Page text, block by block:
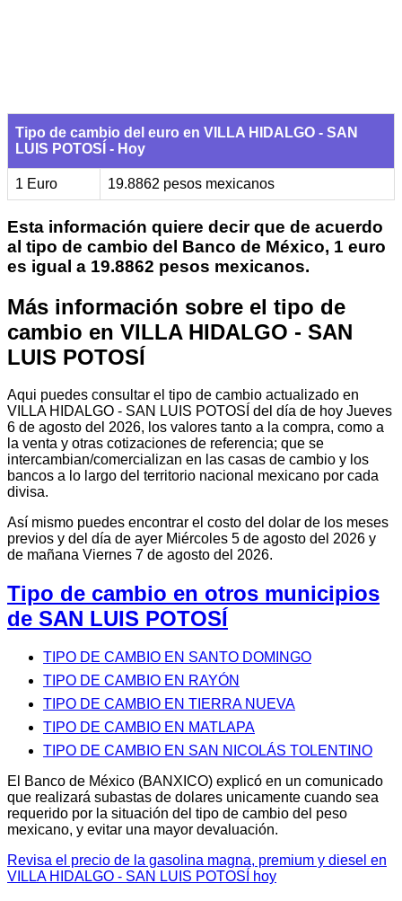
Tipo de cambio del euro en VILLA HIDALGO - SAN
LUIS POTOSÍ - Hoy
1 Euro 19.8862 pesos mexicanos
Esta información quiere decir que de acuerdo
al tipo de cambio del Banco de México, 1 euro
es igual a 19.8862 pesos mexicanos.
Más información sobre el tipo de
cambio en VILLA HIDALGO - SAN
LUIS POTOSÍ
Aqui puedes consultar el tipo de cambio actualizado en
VILLA HIDALGO - SAN LUIS POTOSÍ del día de hoy Jueves
6 de agosto del 2026, los valores tanto a la compra, como a
la venta y otras cotizaciones de referencia; que se
intercambian/comercializan en las casas de cambio y los
bancos a lo largo del territorio nacional mexicano por cada
divisa.
Así mismo puedes encontrar el costo del dolar de los meses
previos y del día de ayer Miércoles 5 de agosto del 2026 y
de mañana Viernes 7 de agosto del 2026.
Tipo de cambio en otros municipios
de SAN LUIS POTOSÍ
TIPO DE CAMBIO EN SANTO DOMINGO
TIPO DE CAMBIO EN RAYÓN
TIPO DE CAMBIO EN TIERRA NUEVA
TIPO DE CAMBIO EN MATLAPA
TIPO DE CAMBIO EN SAN NICOLÁS TOLENTINO
El Banco de México (BANXICO) explicó en un comunicado
que realizará subastas de dolares unicamente cuando sea
requerido por la situación del tipo de cambio del peso
mexicano, y evitar una mayor devaluación.
Revisa el precio de la gasolina magna, premium y diesel en
VILLA HIDALGO - SAN LUIS POTOSÍ hoy